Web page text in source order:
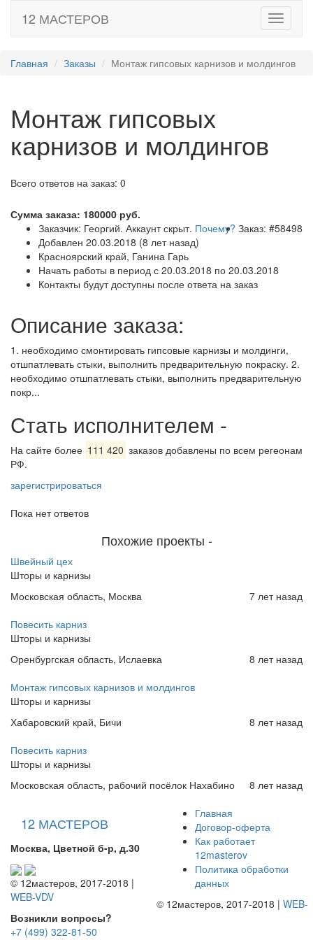
Toggle
12 МАСТЕРОВ
Главная Заказы Монтаж гипсовых карнизов и молдингов
Монтаж гипсовых
карнизов и молдингов
Всего ответов на заказ: 0
Сумма заказа: 180000 руб.
Заказ: #58498
Заказчик: Георгий. Аккаунт скрыт. Почему?
Добавлен 20.03.2018 (8 лет назад)
Красноярский край, Ганина Гарь
Начать работы в период с 20.03.2018 по 20.03.2018
Контакты будут доступны после ответа на заказ
Описание заказа:
1. необходимо смонтировать гипсовые карнизы и молдинги,
отшпатлевать стыки, выполнить предварительную покраску. 2.
необходимо отшпатлевать стыки, выполнить предварительную
покр...
Стать исполнителем -
На сайте более 111 420 заказов добавлены по всем регеонам
РФ.
зарегистрироваться
Пока нет ответов
Похожие проекты -
Швейный цех
Шторы и карнизы
7 лет назад
Московская область, Москва
Повесить карниз
Шторы и карнизы
8 лет назад
Оренбургская область, Ислаевка
Монтаж гипсовых карнизов и молдингов
Шторы и карнизы
8 лет назад
Хабаровский край, Бичи
Повесить карниз
Шторы и карнизы
8 лет назад
Московская область, рабочий посёлок Нахабино
12 МАСТЕРОВ
Москва, Цветной б-р, д.30
© 12мастеров, 2017-2018 |
WEB-VDV
Главная
Договор-оферта
Как работает
12masterov
Политика обработки
данных
Возникли вопросы?
+7 (499) 322-81-50
© 12мастеров, 2017-2018 | WEB-